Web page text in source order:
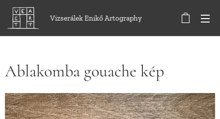
Vizserálek Enikő Artography
Ablakomba gouache kép